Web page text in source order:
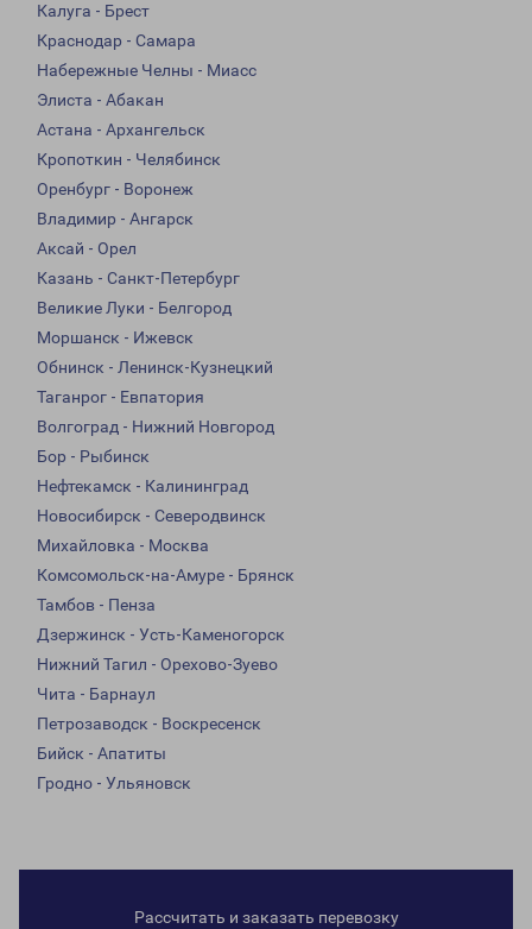
Калуга - Брест
Краснодар - Самара
Набережные Челны - Миасс
Элиста - Абакан
Астана - Архангельск
Кропоткин - Челябинск
Оренбург - Воронеж
Владимир - Ангарск
Аксай - Орел
Казань - Санкт-Петербург
Великие Луки - Белгород
Моршанск - Ижевск
Обнинск - Ленинск-Кузнецкий
Таганрог - Евпатория
Волгоград - Нижний Новгород
Бор - Рыбинск
Нефтекамск - Калининград
Новосибирск - Северодвинск
Михайловка - Москва
Комсомольск-на-Амуре - Брянск
Тамбов - Пенза
Дзержинск - Усть-Каменогорск
Нижний Тагил - Орехово-Зуево
Чита - Барнаул
Петрозаводск - Воскресенск
Бийск - Апатиты
Гродно - Ульяновск
Рассчитать и заказать перевозку